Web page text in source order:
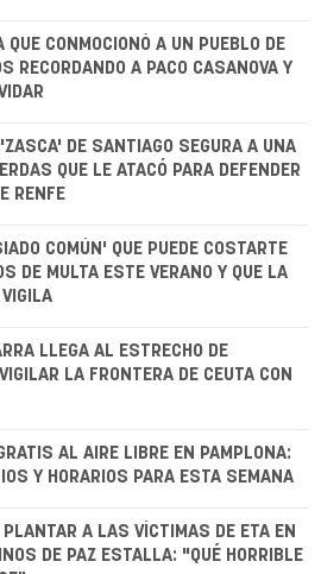
QUE CONMOCIONÓ A UN PUEBLO DE
RECORDANDO A PACO CASANOVA Y
DE SANTIAGO SEGURA A UNA
QUE LE ATACÓ PARA DEFENDER
RENFE
COMÚN' QUE PUEDE COSTARTE
DE MULTA ESTE VERANO Y QUE LA
LLEGA AL ESTRECHO DE
LA FRONTERA DE CEUTA CON
AL AIRE LIBRE EN PAMPLONA:
Y HORARIOS PARA ESTA SEMANA
PLANTAR A LAS VÍCTIMAS DE ETA EN
DE PAZ ESTALLA: "QUÉ HORRIBLE